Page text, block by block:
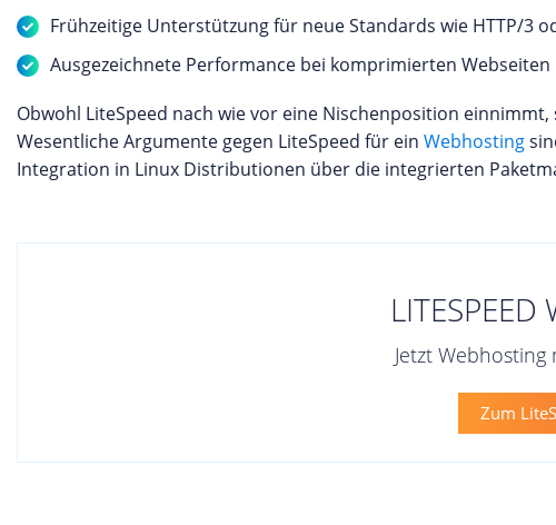
Frühzeitige Unterstützung für neue Standards wie HTTP/3
Ausgezeichnete Performance bei komprimierten Webseiten
Obwohl LiteSpeed nach wie vor eine Nischenposition
Wesentliche Argumente gegen LiteSpeed für ein Webhosting
Integration in Linux Distributionen über die integrierten
Jetzt
Zum